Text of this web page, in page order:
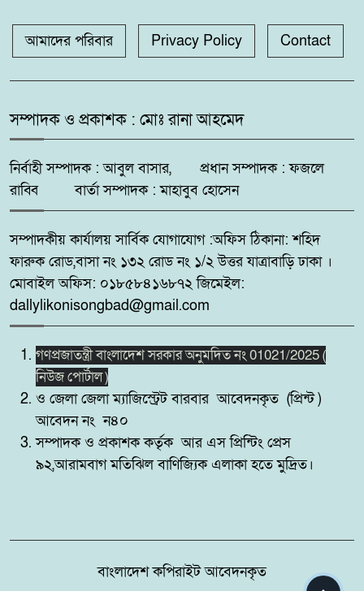
মাধ্যমিক বিদ্যালয়ের ভরপ্রাপ্ত প্রধান
শিক্ষক শাহনাজ পারভীনের বিরুদ্ধে
৫
মহেশপুরে ১৫০ পিস ইয়াবাসহ মাদক
কারবারি আটক, ভ্রাম্যমাণ আদালতে
দুইজনের কারাদণ্ড
সুন্দরবন উপকূলে মেটবে তৃষ্ণা:
পানির প্ল্যান্ট
কোটচাঁদপুরে চাঞ্চল্যকর চোরচক্রের ৪
সদস্য গ্রেপ্তার,উদ্ধার ২টি মোবাইল।
৮
পুটিজানায় মাদকবিরোধী মোবাইল
কারাদণ্ড।
সাতক্ষীরার কলারোয়ায় র‍্যাবের
অভিযান, ৮৫ বোতল ESKUF
আমাদের পরিবার Privacy Policy Contact
সম্পাদক ও প্রকাশক : মোঃ রানা আহমেদ
নির্বাহী সম্পাদক : আবুল বাসার, প্রধান সম্পাদক : ফজলে
রাব্বি বার্তা সম্পাদক : মাহাবুব হোসেন
সম্পাদকীয় কার্যালয় সার্বিক যোগাযোগ :অফিস ঠিকানা: শহিদ
ফারুক রোড,বাসা নং ১৩২ রোড নং ১/২ উত্তর যাত্রাবাড়ি ঢাকা ।
মোবাইল অফিস: ০১৮৫৮৪১৬৮৭২ জিমেইল:
dallylikonisongbad@gmail.com
গণপ্রজাতন্ত্রী বাংলাদেশ সরকার অনুমদিত নং 01021/2025 (
নিউজ পোর্টাল )
ও জেলা জেলা ম্যাজিস্ট্রেট বারবার আবেদনকৃত (প্রিন্ট )
আবেদন নং ন৪০
সম্পাদক ও প্রকাশক কর্তৃক আর এস প্রিন্টিং প্রেস
৯২,আরামবাগ মতিঝিল বাণিজ্যিক এলাকা হতে মুদ্রিত।
বাংলাদেশ কপিরাইট আবেদনকৃত